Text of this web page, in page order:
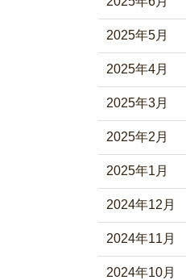
2025年5月
2025年4月
2025年3月
2025年2月
2025年1月
2024年12月
2024年11月
2024年10月